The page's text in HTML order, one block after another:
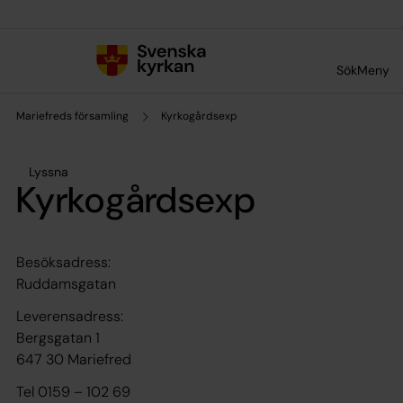
SökMeny
Mariefreds församling Kyrkogårdsexp
Lyssna
Kyrkogårdsexp
Besöksadress:
Ruddamsgatan
Leverensadress:
Bergsgatan 1
647 30 Mariefred
Tel 0159 – 102 69